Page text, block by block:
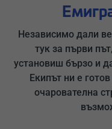
Независимо дали
тук за първи
установиш бързо и
Екипът ни е
очарователна